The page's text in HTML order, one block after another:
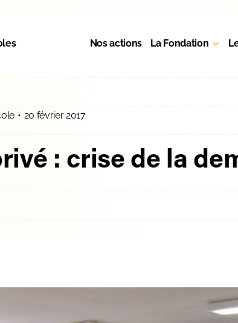
Nos actions La Fondation
• 20 février 2017
: crise de la